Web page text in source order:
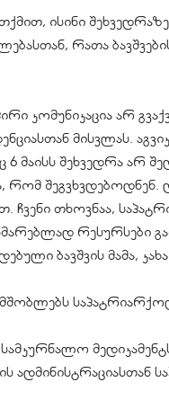
ისინი
რათა
კომუნიკაცია არ
მისვლას.
მაისს შეხვედრა არ
რომ
ჩვენი თხოვნაა,
რესურსები
ბავშვის მამა,
მშობლებს